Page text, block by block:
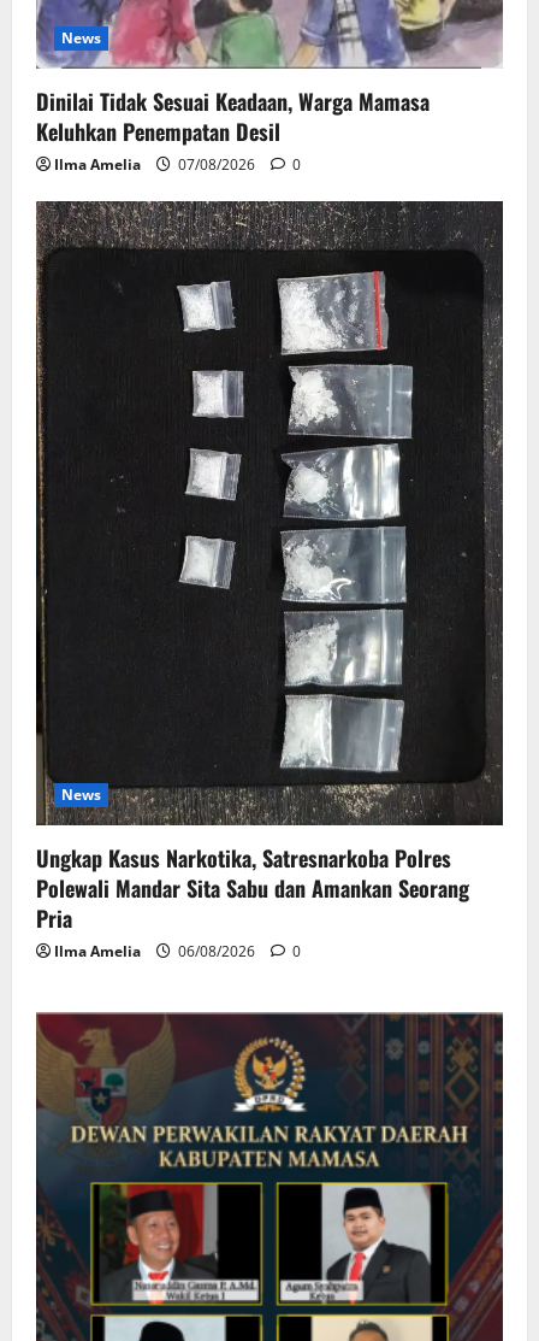
News
Dinilai Tidak Sesuai Keadaan, Warga Mamasa
Keluhkan Penempatan Desil
Ilma Amelia 07/08/2026 0
News
Ungkap Kasus Narkotika, Satresnarkoba Polres
Polewali Mandar Sita Sabu dan Amankan Seorang
Pria
Ilma Amelia 06/08/2026 0